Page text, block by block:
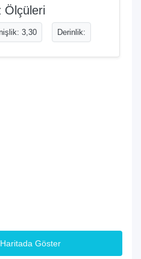
Ölçüleri
3,30 Derinlik:
Göster